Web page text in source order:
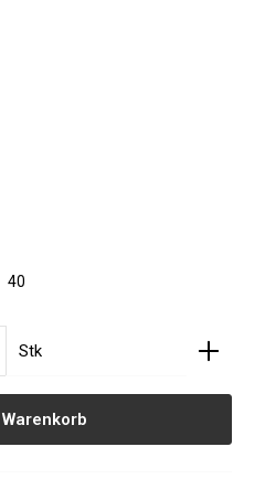
40
gewünschten Wert ein
Stk
Warenkorb